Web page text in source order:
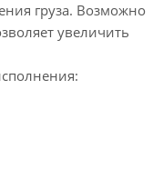
груза. Возможно
увеличить